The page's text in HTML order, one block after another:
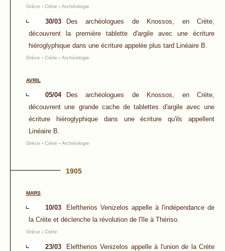
Grèce - Crète - Archéologie
30/03
Des archéologues de Knossos, en Crète,
découvrent la première tablette d'argile avec une écriture
hiéroglyphique dans une écriture appelée plus tard Linéaire B.
Grèce - Crète - Archéologie
AVRIL
05/04
Des archéologues de Knossos, en Crète,
découvrent une grande cache de tablettes d'argile avec une
écriture hiéroglyphique dans une écriture qu'ils appellent
Linéaire B.
Grèce - Crète - Archéologie
1905
MARS
10/03
Eleftherios Venizelos appelle à l'indépendance de
la Crète et déclenche la révolution de l'île à Thériso.
Grèce - Crète
23/03
Eleftherios Venizelos appelle à l'union de la Crète